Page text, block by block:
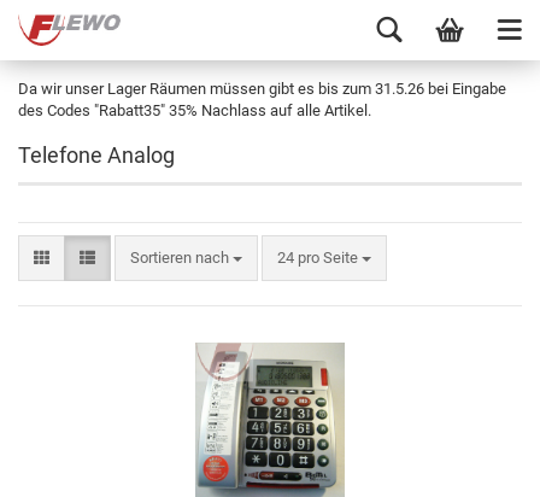
Da wir unser Lager Räumen müssen gibt es bis zum 31.5.26 bei Eingabe
des Codes "Rabatt35" 35% Nachlass auf alle Artikel.
Telefone Analog
Sortieren nach 24 pro Seite